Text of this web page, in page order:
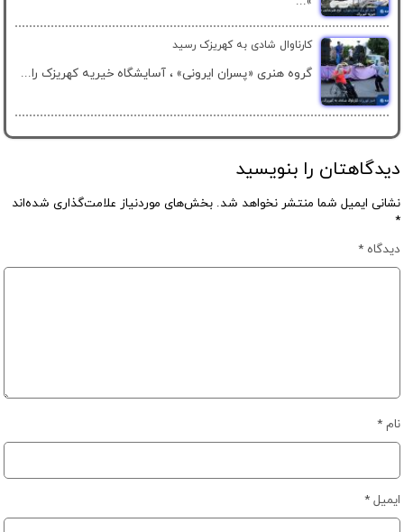
کارناوال شادی به کهریزک رسید
گروه هنری «پسران ایرونی» ، آسایشگاه خیریه کهریزک را...
دیدگاهتان را بنویسید
نشانی ایمیل شما منتشر نخواهد شد. بخش‌های موردنیاز علامت‌گذاری شده‌اند
*
دیدگاه*
نام*
ایمیل*